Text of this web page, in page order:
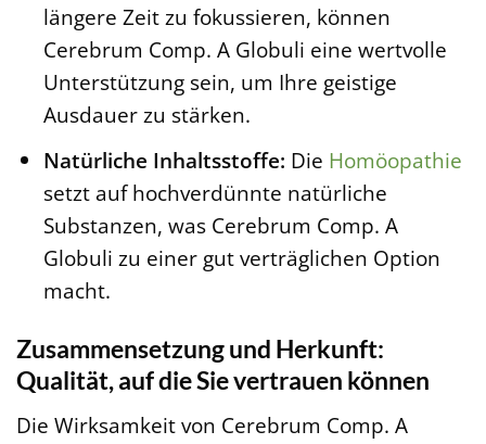
längere Zeit zu fokussieren, können
Cerebrum Comp. A Globuli eine wertvolle
Unterstützung sein, um Ihre geistige
Ausdauer zu stärken.
Natürliche Inhaltsstoffe: Die Homöopathie
setzt auf hochverdünnte natürliche
Substanzen, was Cerebrum Comp. A
Globuli zu einer gut verträglichen Option
macht.
Zusammensetzung und Herkunft:
Qualität, auf die Sie vertrauen können
Die Wirksamkeit von Cerebrum Comp. A